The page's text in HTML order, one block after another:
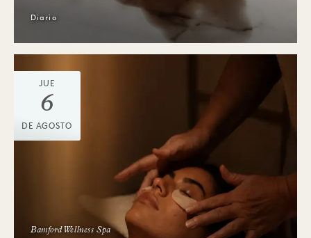
Diario
JUE
6
DE AGOSTO
Bamford Wellness Spa